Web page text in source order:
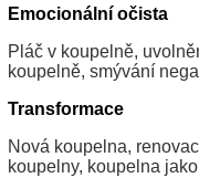
Emocionální očista
Pláč v koupelně,
koupelně, smývání
Transformace
Nová koupelna,
koupelny, koupelna